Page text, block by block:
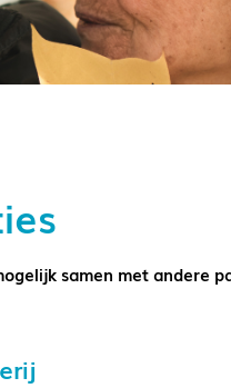
samen met andere